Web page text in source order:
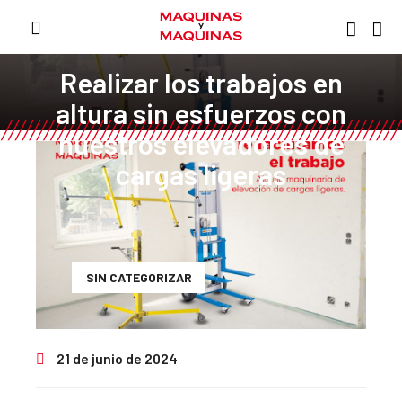
Realizar los trabajos en
altura sin esfuerzos con
nuestros elevadores de
cargas ligeras
SIN CATEGORIZAR
21 de junio de 2024